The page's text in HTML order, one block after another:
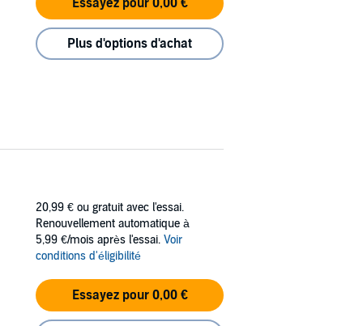
el final de nuestra era el 21 de diciembre
los cuarzos, el sexo alquímico y cuál
verídicos e información científica". -
Essayez pour 0,00 €
Plus d'options d'achat
20,99 € ou gratuit avec l'essai.
Renouvellement automatique à
5,99 €/mois après l'essai. Voir
conditions d'éligibilité
Essayez pour 0,00 €